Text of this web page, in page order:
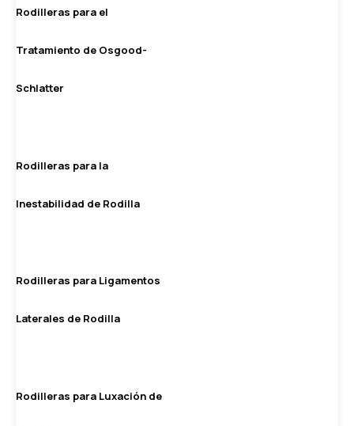
Rodilleras para el
Tratamiento de Osgood-
Schlatter
Rodilleras para la
Inestabilidad de Rodilla
Rodilleras para Ligamentos
Laterales de Rodilla
Rodilleras para Luxación de